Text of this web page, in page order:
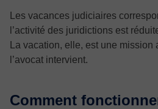
Les vacances judiciaires
l’activité des juridictions est
La vacation, elle, est une
l’avocat intervient.
Comment